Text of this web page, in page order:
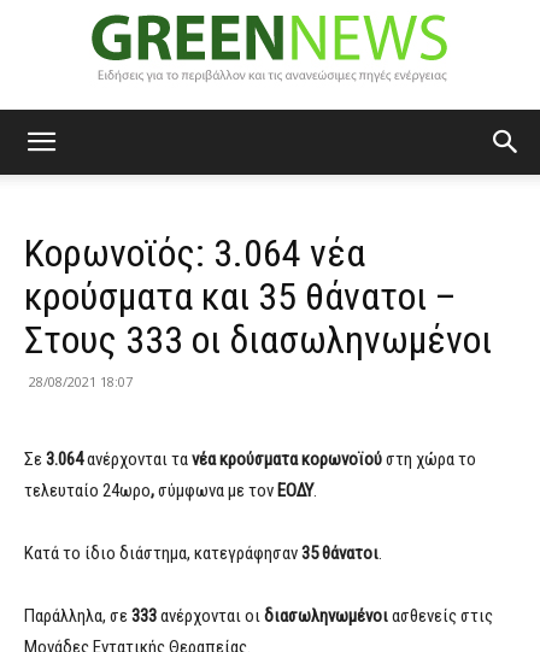
News
Κορωνοϊός: 3.064 νέα
κρούσματα και 35 θάνατοι –
Στους 333 οι διασωληνωμένοι
28/08/2021 18:07
Σε 3.064ανέρχονται τανέα κρούσματακορωνοϊούστη χώρα το
τελευταίο 24ωρο,σύμφωνα με τον ΕΟΔΥ.
Κατά το ίδιο διάστημα, κατεγράφησαν35θάνατοι.
Παράλληλα, σε 333ανέρχονται οιδιασωληνωμένοιασθενείς στις
Μονάδες Εντατικής Θεραπείας.